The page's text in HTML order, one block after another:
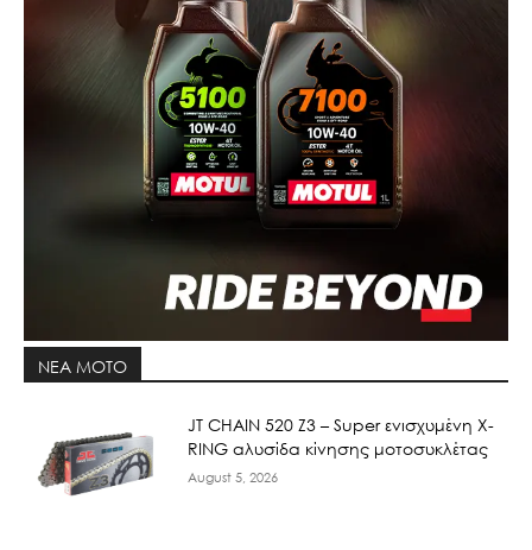
ΝΕΑ MOTO
JT CHAIN 520 Ζ3 – Super ενισχυμένη X-
RING αλυσίδα κίνησης μοτοσυκλέτας
August 5, 2026